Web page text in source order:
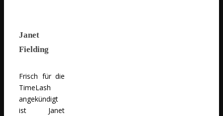
Janet
Fielding
Frisch für die
TimeLash
angekündigt
ist Janet